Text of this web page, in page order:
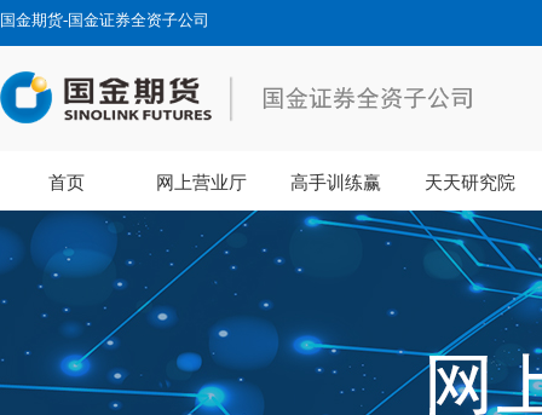
国金期货-国金证券全资子公司
首页 网上营业厅 高手训练赢 天天研究院